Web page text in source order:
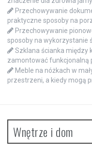
Przechowywanie
praktyczne sposoby na
Przechowywanie
sposoby na wykorzystanie
Szklana ścianka między
zamontować funkcjonalną
Meble na nóżkach w
przestrzeni, a kiedy mogą
Wnętrze i dom